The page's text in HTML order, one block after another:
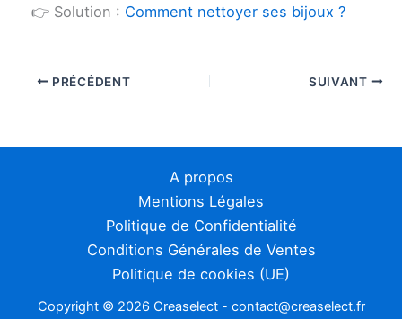
👉 Solution : Comment nettoyer ses bijoux ?
PRÉCÉDENT SUIVANT
A propos
Mentions Légales
Politique de Confidentialité
Conditions Générales de Ventes
Politique de cookies (UE)
Copyright © 2026 Creaselect - contact@creaselect.fr